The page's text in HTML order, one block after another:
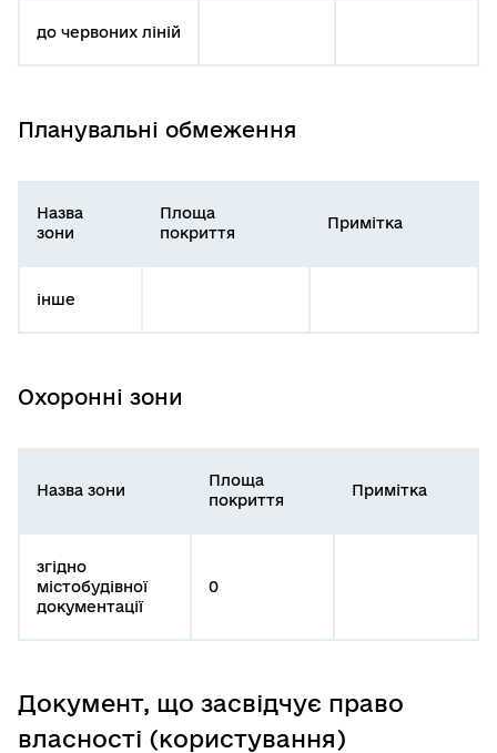
до червоних ліній
Планувальні обмеження
Назва
зони
Площа
покриття
Примітка
інше
Охоронні зони
Назва зони
Площа
покриття
Примітка
згідно
містобудівної
документації
0
Документ, що засвідчує право
власності (користування)